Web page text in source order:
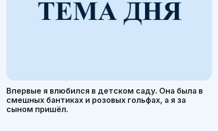
Впервые я влюбился в детском саду. Она была в
смешных бантиках и розовых гольфах, а я за
сыном пришёл.